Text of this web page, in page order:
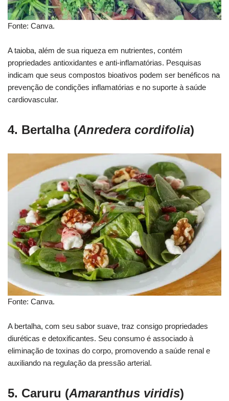
Fonte: Canva.
A taioba, além de sua riqueza em nutrientes, contém
propriedades antioxidantes e anti-inflamatórias. Pesquisas
indicam que seus compostos bioativos podem ser benéficos na
prevenção de condições inflamatórias e no suporte à saúde
cardiovascular.
4. Bertalha (Anredera cordifolia)
Fonte: Canva.
A bertalha, com seu sabor suave, traz consigo propriedades
diuréticas e detoxificantes. Seu consumo é associado à
eliminação de toxinas do corpo, promovendo a saúde renal e
auxiliando na regulação da pressão arterial.
5. Caruru (Amaranthus viridis)